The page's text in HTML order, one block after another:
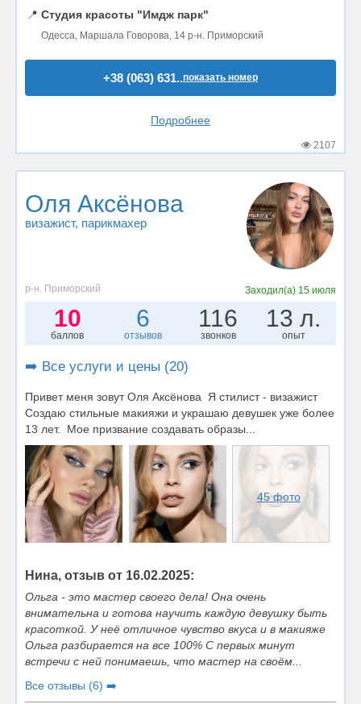
📍 Студия красоты "Имдж парк"
Одесса, Маршала Говорова, 14 р-н. Приморский
+38 (063) 631..показать номер
Подробнее
2107
Оля Аксёнова
визажист, парикмахер
р-н. Приморский Заходил(а) 15 июля
10
баллов
6
отзывов
116
звонков
13 л.
опыт
➡️ Все услуги и цены (20)
Привет меня зовут Оля Аксёнова Я стилист - визажист
Создаю стильные макияжи и украшаю девушек уже более
13 лет. Мое призвание создавать образы...
45 фото
Нина, отзыв от 16.02.2025:
Ольга - это мастер своего дела! Она очень
внимательна и готова научить каждую девушку быть
красоткой. У неё отличное чувство вкуса и в макияже
Ольга разбирается на все 100% С первых минут
встречи с ней понимаешь, что мастер на своём...
Все отзывы (6) ➡️